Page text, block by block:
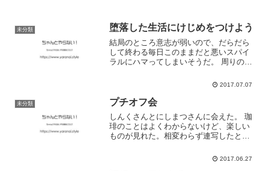
未分類 堕落した生活にけじめをつけよう
結局のところ意志が弱いので、だらだら
して終わる毎日このままだと悪いスパイ
ラルにハマってしまいそうだ。 周りのみ
今が踏ん張り時じゃないだろうか。2017.07.07
未分類 プチオフ会
しんくさんとにしまつさんに会えた。 珈
琲のことはよくわからないけど、楽しい
ものが見れた。相変わらず連写したとこ
2017.06.27